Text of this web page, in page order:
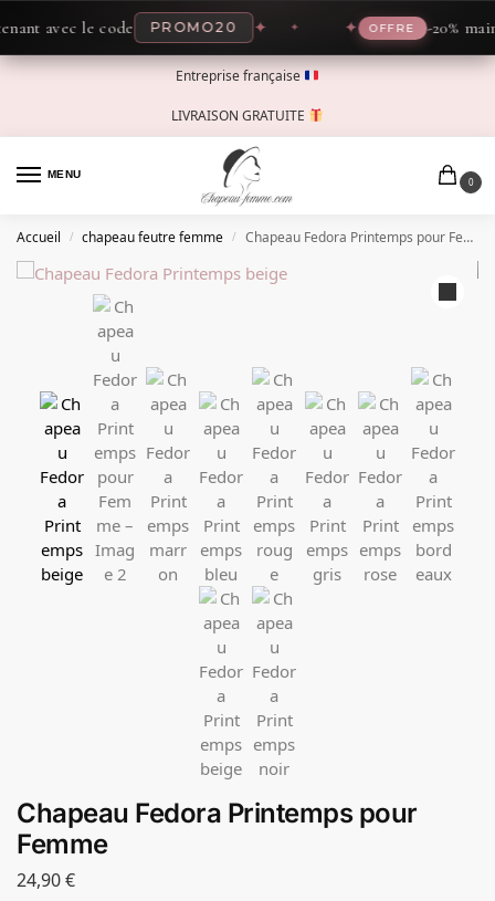
avec le code PROMO20 ✦ OFFRE -20%
Entreprise française
LIVRAISON GRATUITE
MENU
0
Accueil / chapeau feutre femme / Chapeau Fedora Printemps pour Femme
Chapeau Fedora Printemps pour
Femme
24,90€